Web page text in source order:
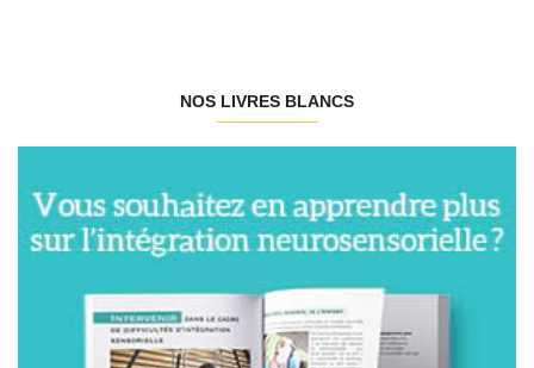
NOS LIVRES BLANCS